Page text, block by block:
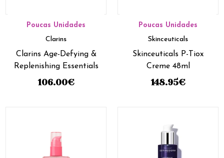
Poucas Unidades
Clarins
Clarins Age-Defying &
Replenishing Essentials
106.00€
Poucas Unidades
Skinceuticals
Skinceuticals P-Tiox
Creme 48ml
148.95€